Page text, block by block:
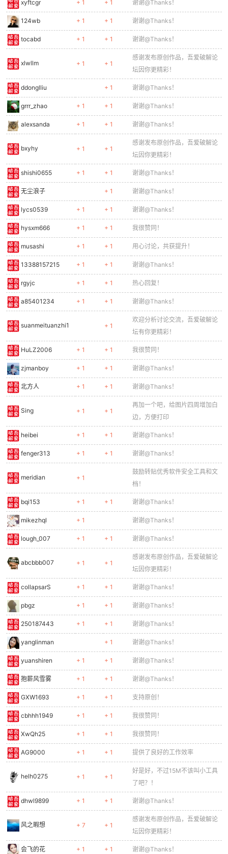
xyftcgr + 1 + 1 谢谢@Thanks！
124wb + 1 + 1 谢谢@Thanks！
tocabd + 1 + 1 谢谢@Thanks！
xlwllm + 1 + 1
感谢发布原创作品，吾爱破解论
坛因你更精彩！
ddonglliu + 1 谢谢@Thanks！
grrr_zhao + 1 + 1 谢谢@Thanks！
alexsanda + 1 + 1 谢谢@Thanks！
bxyhy + 1 + 1
感谢发布原创作品，吾爱破解论
坛因你更精彩！
shishi0655 + 1 + 1 谢谢@Thanks！
无尘浪子 + 1 谢谢@Thanks！
lycs0539 + 1 + 1 谢谢@Thanks！
hysxm666 + 1 + 1 我很赞同！
musashi + 1 + 1 用心讨论，共获提升！
13388157215 + 1 + 1 谢谢@Thanks！
rgyjc + 1 + 1 热心回复！
a85401234 + 1 + 1 谢谢@Thanks！
suanmeituanzhi1 + 1
欢迎分析讨论交流，吾爱破解论
坛有你更精彩！
HuLZ2006 + 1 + 1 我很赞同！
zjmanboy + 1 + 1 谢谢@Thanks！
北方人 + 1 + 1 谢谢@Thanks！
Sing + 1 + 1
再加一个吧，给图片四周增加白
边，方便打印
heibei + 1 + 1 谢谢@Thanks！
fenger313 + 1 + 1 谢谢@Thanks！
meridian + 1
鼓励转贴优秀软件安全工具和文
档！
bqi153 + 1 + 1 谢谢@Thanks！
mikezhql + 1 谢谢@Thanks！
lough_007 + 1 + 1 谢谢@Thanks！
abcbbb007 + 1 + 1
感谢发布原创作品，吾爱破解论
坛因你更精彩！
collapsarS + 1 + 1 谢谢@Thanks！
pbgz + 1 + 1 谢谢@Thanks！
250187443 + 1 + 1 谢谢@Thanks！
yanglinman + 1 谢谢@Thanks！
yuanshiren + 1 + 1 谢谢@Thanks！
抱薪风雪雾 + 1 + 1 谢谢@Thanks！
GXW1693 + 1 + 1 支持原创！
cbhhh1949 + 1 + 1 我很赞同！
XwQh25 + 1 + 1 我很赞同！
AG9000 + 1 + 1 提供了良好的工作效率
helh0275 + 1 + 1
好是好，不过15M不该叫小工具
了吧？！
dhwl9899 + 1 + 1 谢谢@Thanks！
风之暇想 + 7 + 1
感谢发布原创作品，吾爱破解论
坛因你更精彩！
会飞的花 + 1 + 1 谢谢@Thanks！